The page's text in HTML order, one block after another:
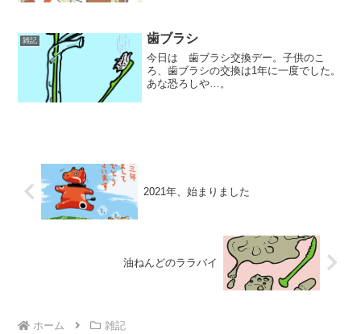
を載せています。(支援...
雑記 歯ブラシ
今日は 歯ブラシ交換デー。子供のこ
ろ、歯ブラシの交換は1年に一度でした。
あな恐ろしや…。
2021年、始まりました
油ねんどのララバイ
ホーム 雑記